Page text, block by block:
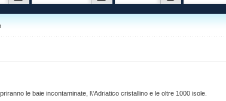
le baie incontaminate, l\'Adriatico cristallino e le oltre 1000 isole.